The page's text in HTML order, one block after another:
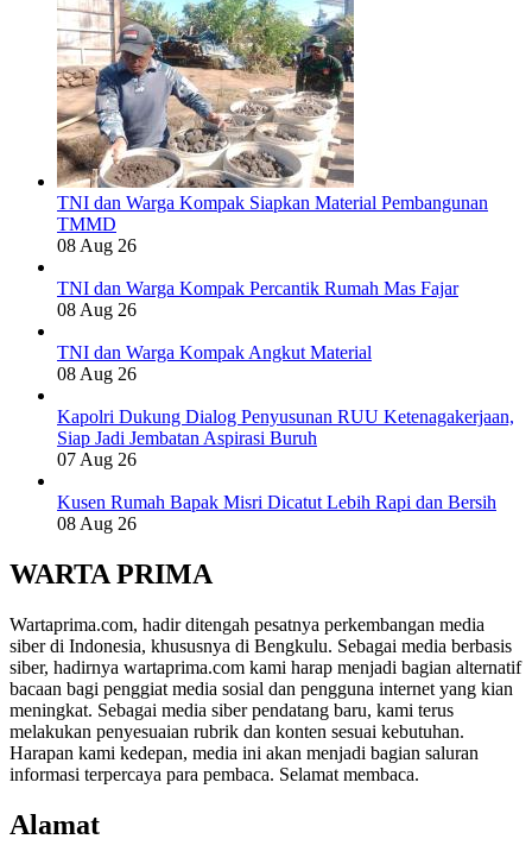
TNI dan Warga Kompak Siapkan Material Pembangunan
TMMD
08 Aug 26
TNI dan Warga Kompak Percantik Rumah Mas Fajar
08 Aug 26
TNI dan Warga Kompak Angkut Material
08 Aug 26
Kapolri Dukung Dialog Penyusunan RUU Ketenagakerjaan,
Siap Jadi Jembatan Aspirasi Buruh
07 Aug 26
Kusen Rumah Bapak Misri Dicatut Lebih Rapi dan Bersih
08 Aug 26
WARTA PRIMA
Wartaprima.com, hadir ditengah pesatnya perkembangan media
siber di Indonesia, khususnya di Bengkulu. Sebagai media berbasis
siber, hadirnya wartaprima.com kami harap menjadi bagian alternatif
bacaan bagi penggiat media sosial dan pengguna internet yang kian
meningkat. Sebagai media siber pendatang baru, kami terus
melakukan penyesuaian rubrik dan konten sesuai kebutuhan.
Harapan kami kedepan, media ini akan menjadi bagian saluran
informasi terpercaya para pembaca. Selamat membaca.
Alamat